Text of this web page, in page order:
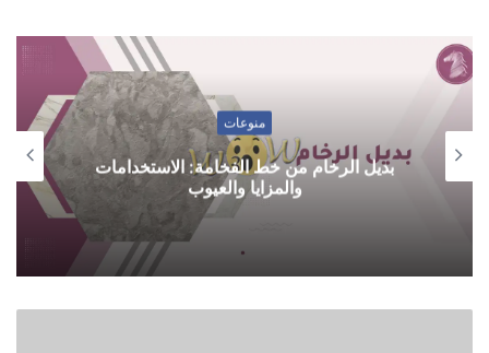
منوعات
بديل الرخام من خط الفخامة: الاستخدامات
والمزايا والعيوب